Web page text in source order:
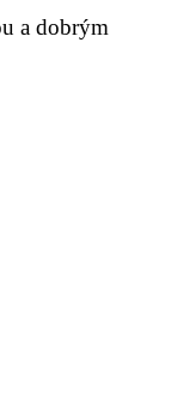
a dobrým